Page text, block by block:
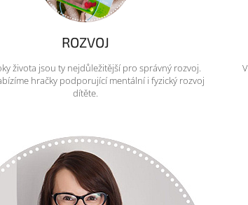
ROZVOJ
života jsou ty nejdůležitější pro správný rozvoj.
hračky podporující mentální i fyzický rozvoj
dítěte.